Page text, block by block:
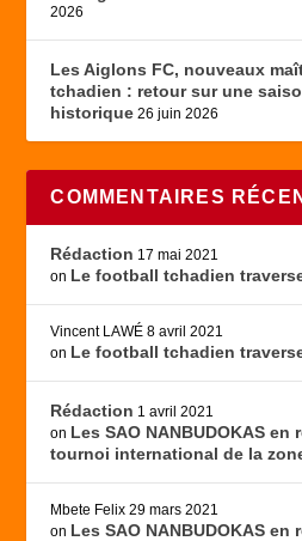
2026
Les Aiglons FC, nouveaux
tchadien : retour sur une
historique 26 juin 2026
COMMENTAIRES
Rédaction 17 mai 2021
on Le football tchadien
Vincent LAWÉ 8 avril 2021
on Le football tchadien
Rédaction 1 avril 2021
on Les SAO NANBUDOKAS en
tournoi international de la
Mbete Felix 29 mars 2021
on Les SAO NANBUDOKAS en